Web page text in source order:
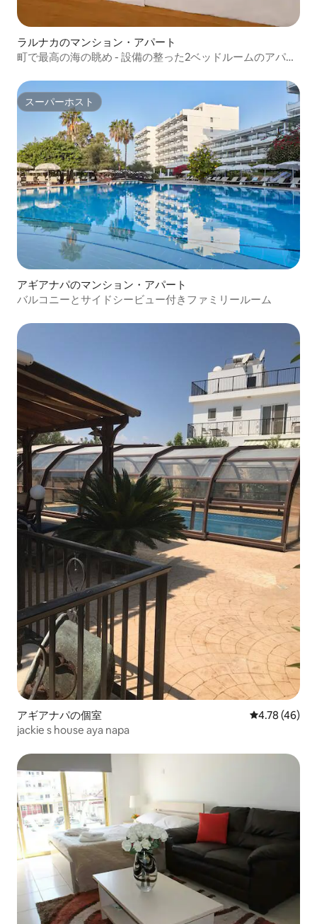
ラルナカのマンション・アパート
町で最高の海の眺め - 設備の整った2ベッドルームのアパー
スーパーホスト
スーパーホスト
アギアナパのマンション・アパート
バルコニーとサイドシービュー付きファミリールーム
アギアナパの個室 レビュー46
4.78 (46)
jackie s house aya napa